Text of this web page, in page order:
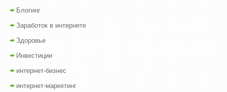
Блогинг
Заработок в интернете
Здоровье
Инвестиции
интернет-бизнес
интернет-маркетинг